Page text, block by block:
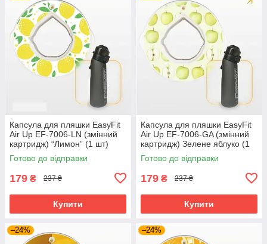
Капсула для пляшки EasyFit
Air Up EF-7006-LN (змінний
картридж) “Лимон” (1 шт)
Готово до відправки
179 ₴ 237 ₴
Купити
Капсула для пляшки EasyFit
Air Up EF-7006-GA (змінний
картридж) Зелене яблуко (1
шт)
Готово до відправки
179 ₴ 237 ₴
Купити
–24% –24%